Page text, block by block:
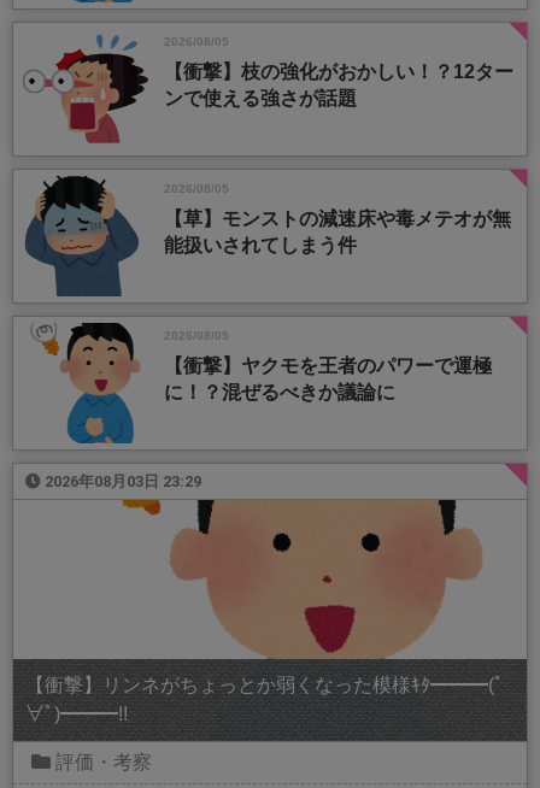
2026/08/05
【衝撃】枝の強化がおかしい！？12ター
ンで使える強さが話題
2026/08/05
【草】モンストの減速床や毒メテオが無
能扱いされてしまう件
2026/08/05
【衝撃】ヤクモを王者のパワーで運極
に！？混ぜるべきか議論に
2026年08月03日 23:29
【衝撃】リンネがちょっとか弱くなった模様ｷﾀ━━━(ﾟ
∀ﾟ)━━━!!
評価・考察